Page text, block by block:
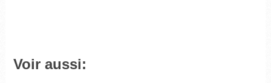
Voir aussi: